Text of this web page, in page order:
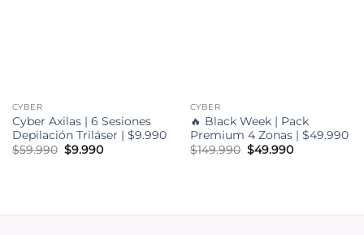
CYBER
Cyber Axilas | 6 Sesiones
Depilación Triláser | $9.990
$59.990 El
precio
$9.990El
CYBER
🔥 Black Week | Pack
Premium 4 Zonas | $49.990
$149.990 El
precio
$49.990El